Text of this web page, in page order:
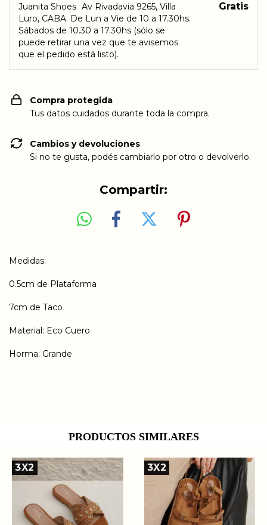
Juanita Shoes Av Rivadavia 9265, Villa
Luro, CABA. De Lun a Vie de 10 a 17.30hs.
Sábados de 10.30 a 17.30hs (sólo se
puede retirar una vez que te avisemos
que el pedido está listo).
Gratis
Compra protegida
Tus datos cuidados durante toda la compra.
Cambios y devoluciones
Si no te gusta, podés cambiarlo por otro o devolverlo.
Compartir:
Medidas:
0.5cm de Plataforma
7cm de Taco
Material: Eco Cuero
Horma: Grande
PRODUCTOS SIMILARES
3X2 3X2